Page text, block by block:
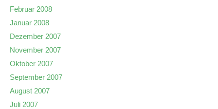
Februar 2008
Januar 2008
Dezember 2007
November 2007
Oktober 2007
September 2007
August 2007
Juli 2007